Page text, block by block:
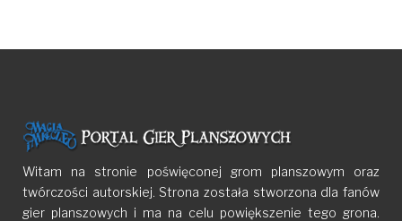
Witam na stronie poświęconej grom planszowym oraz
twórczości autorskiej. Strona została stworzona dla fanów
gier planszowych i ma na celu powiększenie tego grona.